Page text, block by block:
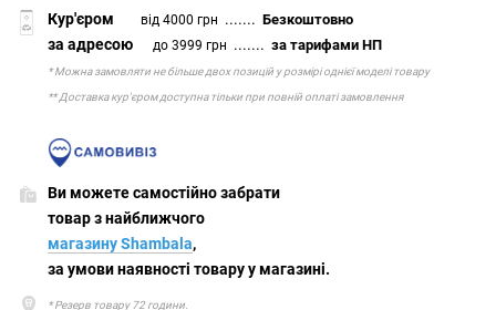
Кур'єром від 4000 грн .......Безкоштовно
за адресою до 3999 грн .......за тарифами НП
* Можна замовляти не більше двох позицій у розмірі однієї моделі товару
** Доставка кур'єром доступна тільки при повній оплаті замовлення
Ви можете самостійно забрати
товар з найближчого
магазину Shambala,
за умови наявності товару у магазині.
* Резерв товару 72 години.